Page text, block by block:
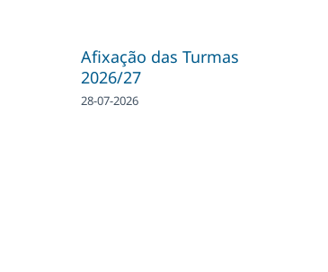
Afixação das Turmas
2026/27
28-07-2026